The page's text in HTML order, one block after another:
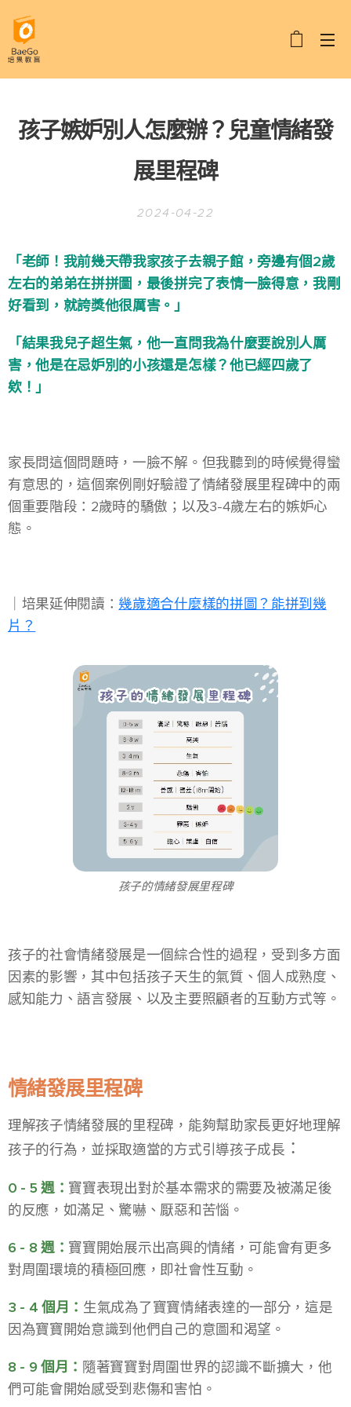
孩子嫉妒別人怎麼辦？兒童情緒發
展里程碑
2024-04-22
「老師！我前幾天帶我家孩子去親子館，旁邊有個2歲
左右的弟弟在拼拼圖，最後拼完了表情一臉得意，我剛
好看到，就誇獎他很厲害。」
「結果我兒子超生氣，他一直問我為什麼要說別人厲
害，他是在忌妒別的小孩還是怎樣？他已經四歲了
欸！」
家長問這個問題時，一臉不解。但我聽到的時候覺得蠻
有意思的，這個案例剛好驗證了情緒發展里程碑中的兩
個重要階段：2歲時的驕傲；以及3-4歲左右的嫉妒心
態。
​｜培果延伸閱讀： 幾歲適合什麼樣的拼圖？能拼到幾
片？
孩子的情緒發展里程碑
孩子的社會情緒發展是一個綜合性的過程，受到多方面
因素的影響，其中包括孩子天生的氣質、個人成熟度、
感知能力、語言發展、以及主要照顧者的互動方式等。
情緒發展里程碑
理解孩子情緒發展的里程碑，能夠幫助家長更好地理解
孩子的行為，並採取適當的方式引導孩子成長 ：
0 - 5 週： 寶寶表現出對於基本需求的需要及被滿足後
的反應，如滿足、驚嚇、厭惡和苦惱。
6 - 8 週： 寶寶開始展示出高興的情緒，可能會有更多
對周圍環境的積極回應，即社會性互動。
3 - 4 個月： 生氣成為了寶寶情緒表達的一部分，這是
因為寶寶開始意識到他們自己的意圖和渴望。
8 - 9 個月： 隨著寶寶對周圍世界的認識不斷擴大，他
們可能會開始感受到悲傷和害怕。